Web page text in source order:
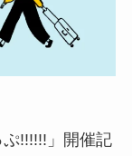
!!!!!!」開催記